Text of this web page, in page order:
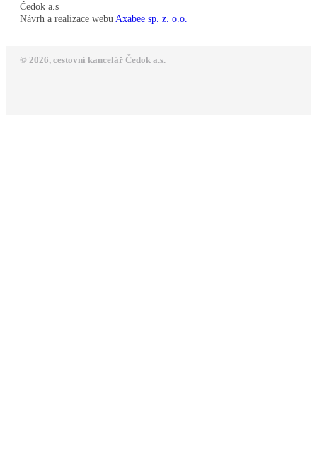
Čedok a.s
Návrh a realizace webu Axabee sp. z. o.o.
© 2026, cestovní kancelář Čedok a.s.